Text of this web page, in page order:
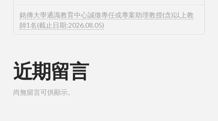
銘傳大學通識教育中心誠徵專任或專案助理教授(含)以上教
師1名(截止日期:2026.08.05)
近期留言
尚無留言可供顯示。